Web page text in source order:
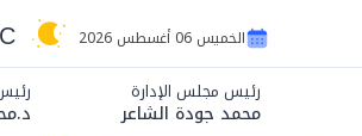
الخميس 06 أغسطس 2026
رئيس مجلس الإدارة
محمد جودة الشاعر